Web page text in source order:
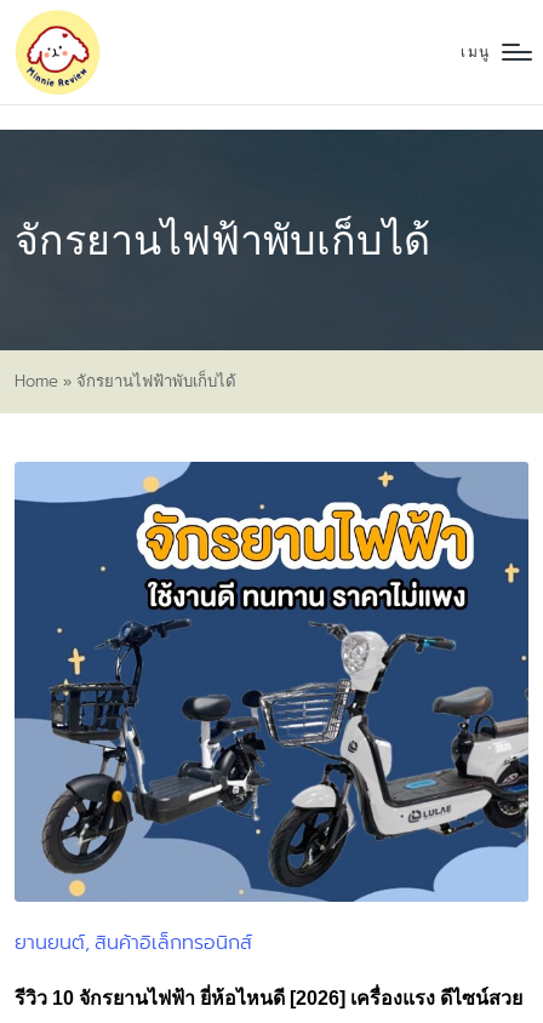
เมนู
จักรยานไฟฟ้าพับเก็บได้
Home » จักรยานไฟฟ้าพับเก็บได้
Posted
ยานยนต์ สินค้าอิเล็กทรอนิกส์
รีวิว 10 จักรยานไฟฟ้า ยี่ห้อไหนดี [2026] เครื่องแรง ดีไซน์สวย